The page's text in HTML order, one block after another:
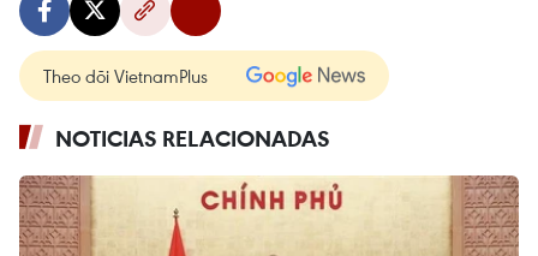
Theo dõi VietnamPlus
NOTICIAS RELACIONADAS